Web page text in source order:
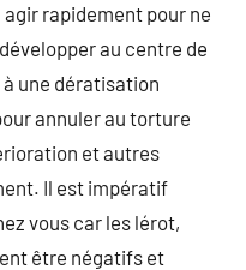
rapidement pour ne
au centre de
une dératisation
annuler au torture
et autres
Il est impératif
vous car les lérot,
être négatifs et